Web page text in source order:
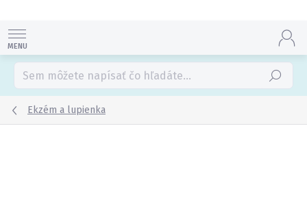
obsah
Hľadať
Ekzém a lupienka